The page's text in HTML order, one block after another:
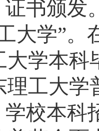
书颁发
大学”
大学本科
理工大学
校本科